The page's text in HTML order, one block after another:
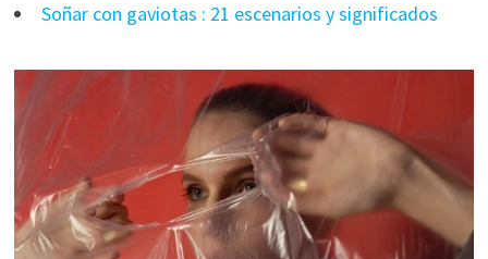
Soñar con gaviotas : 21 escenarios y significados